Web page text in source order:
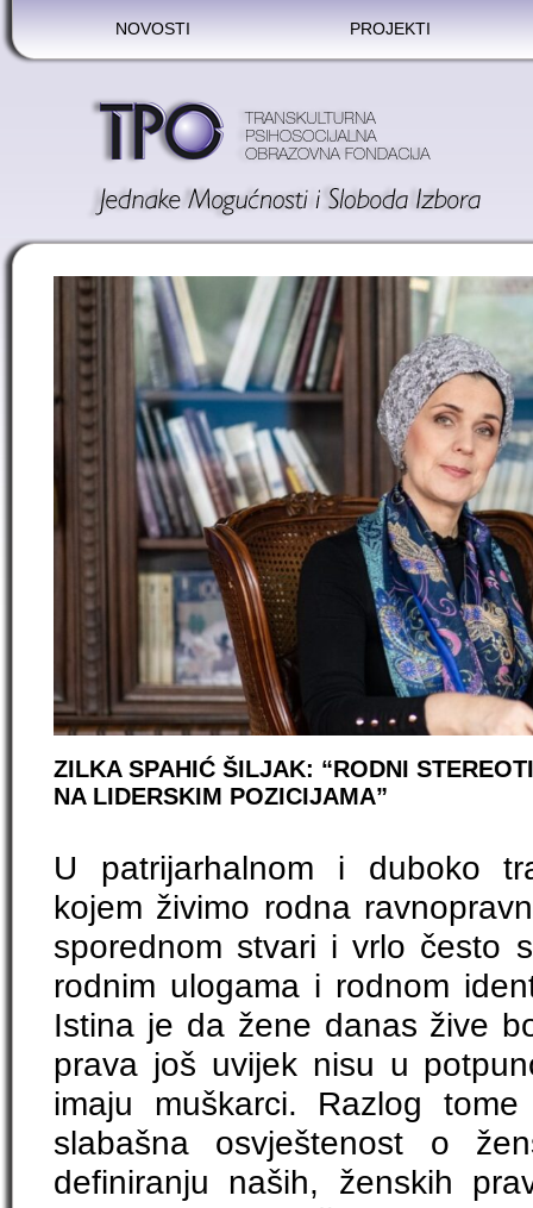
NOVOSTI PROJEKTI
ZILKA SPAHIĆ ŠILJAK: “RODNI
NA LIDERSKIM POZICIJAMA”
U patrijarhalnom i duboko
kojem živimo rodna
sporednom stvari i vrlo često
rodnim ulogama i rodnom
Istina je da žene danas žive
prava još uvijek nisu u
imaju muškarci. Razlog
slabašna osvještenost o
definiranju naših, ženskih